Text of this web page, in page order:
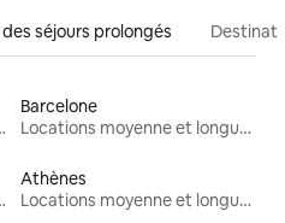
séjours prolongés
durée
Barcelone
Locations moyenne et longue durée
durée
Athènes
Locations moyenne et longue durée